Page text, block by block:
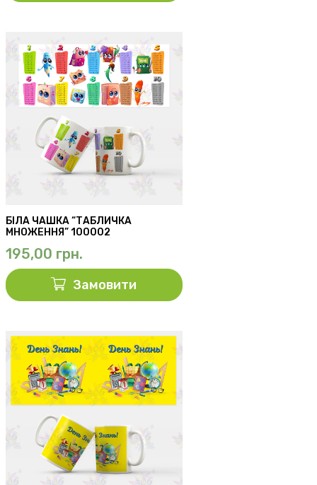
БІЛА ЧАШКА “ТАБЛИЧКА
МНОЖЕННЯ” 100002
195,00 грн.
Замовити